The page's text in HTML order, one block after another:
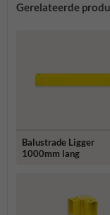
Gerelateerde
Balustrade Ligger
1000mm lang